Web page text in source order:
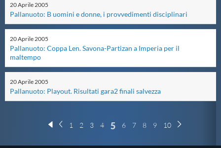
Area Legislativa
Protezione Civile
Qualità
Sostenibilità
20Aprile2005
Pallanuoto: B uomini e donne, i provvedimenti disciplinari
20Aprile2005
Pallanuoto: Coppa Len. Savona-Partizan a Imperia per il
maltempo
20Aprile2005
Pallanuoto: Playout. Risultati gara2 finali salvezza
1 2 3 4 5 6 7 8 9 10